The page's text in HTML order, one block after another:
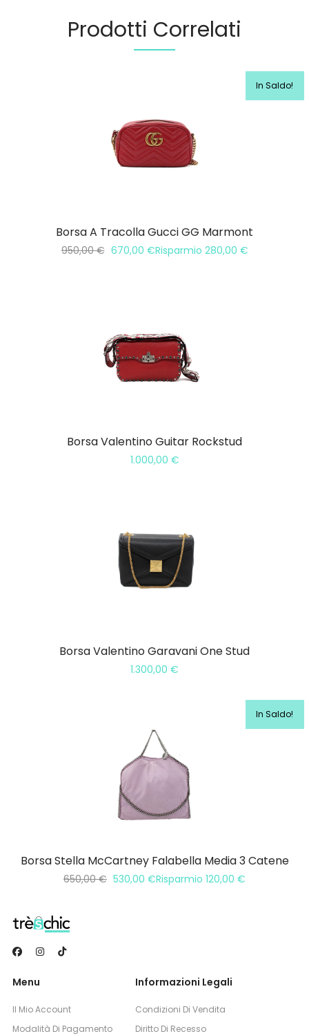
Prodotti Correlati
In Saldo!
Borsa A Tracolla Gucci GG Marmont
950,00€ 670,00 €Risparmio 280,00 €
Borsa Valentino Guitar Rockstud
1.000,00 €
Borsa Valentino Garavani One Stud
1.300,00 €
In Saldo!
Borsa Stella McCartney Falabella Media 3 Catene
650,00€ 530,00 €Risparmio 120,00 €
Menu
Il Mio Account
Modalità Di Pagamento
Informazioni Legali
Condizioni Di Vendita
Diritto Di Recesso